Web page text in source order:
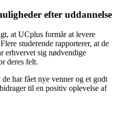
efter uddannelse
at UCplus formår at levere
studerende rapporterer, at de
erhvervet sig nødvendige
deres felt.
har fået nye venner og et godt
til en positiv oplevelse af